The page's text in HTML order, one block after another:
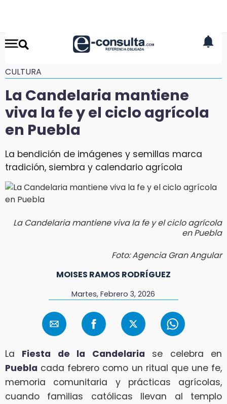
CULTURA
La Candelaria mantiene
viva la fe y el ciclo agrícola
en Puebla
La bendición de imágenes y semillas marca
tradición, siembra y calendario agrícola
La Candelaria mantiene viva la fe y el ciclo agrícola
en Puebla
Foto: Agencia Gran Angular
MOISES RAMOS RODRÍGUEZ
Martes, Febrero 3, 2026
La Fiesta de la Candelaria se celebra en
Puebla cada febrero como un ritual que une fe,
memoria comunitaria y prácticas agrícolas,
cuando familias católicas llevan al templo